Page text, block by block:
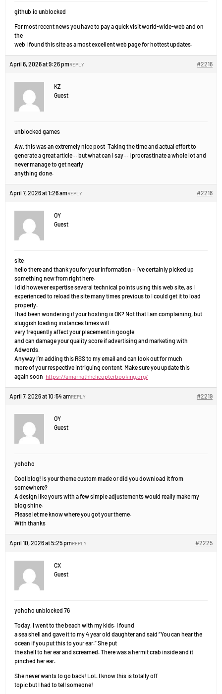
github.io unblocked
For most recent news you have to pay a quick visit world-wide-web and on
the
web I found this site as a most excellent web page for hottest updates.
April 6, 2026 at 9:26 pm #2216
REPLY
KZ
Guest
unblocked games
Aw, this was an extremely nice post. Taking the time and actual effort to
generate a great article… but what can I say… I procrastinate a whole lot and
never manage to get nearly
anything done.
April 7, 2026 at 1:26 am #2218
REPLY
OY
Guest
site:
hello there and thank you for your information – I’ve certainly picked up
something new from right here.
I did however expertise several technical points using this web site, as I
experienced to reload the site many times previous to I could get it to load
properly.
I had been wondering if your hosting is OK? Not that I am complaining, but
sluggish loading instances times will
very frequently affect your placement in google
and can damage your quality score if advertising and marketing with
Adwords.
Anyway I’m adding this RSS to my email and can look out for much
more of your respective intriguing content. Make sure you update this
again soon. https://amarnathhelicopterbooking.org/
April 7, 2026 at 10:54 am #2219
REPLY
OY
Guest
yohoho
Cool blog! Is your theme custom made or did you download it from
somewhere?
A design like yours with a few simple adjustements would really make my
blog shine.
Please let me know where you got your theme.
With thanks
April 10, 2026 at 5:25 pm #2225
REPLY
CX
Guest
yohoho unblocked 76
Today, I went to the beach with my kids. I found
a sea shell and gave it to my 4 year old daughter and said “You can hear the
ocean if you put this to your ear.” She put
the shell to her ear and screamed. There was a hermit crab inside and it
pinched her ear.
She never wants to go back! LoL I know this is totally off
topic but I had to tell someone!